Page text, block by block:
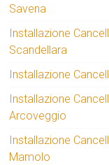
Savena
Installazione
Scandellara
Installazione
Installazione
Arcoveggio
Installazione
Mamolo